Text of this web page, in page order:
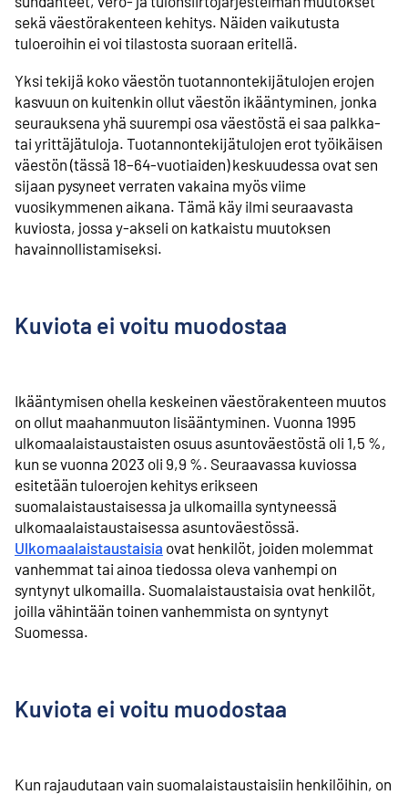
sekä väestörakenteen kehitys. Näiden vaikutusta
tuloeroihin ei voi tilastosta suoraan eritellä.
Yksi tekijä koko väestön tuotannontekijätulojen erojen
kasvuun on kuitenkin ollut väestön ikääntyminen, jonka
seurauksena yhä suurempi osa väestöstä ei saa palkka-
tai yrittäjätuloja. Tuotannontekijätulojen erot työikäisen
väestön (tässä 18–64-vuotiaiden) keskuudessa ovat sen
sijaan pysyneet verraten vakaina myös viime
vuosikymmenen aikana. Tämä käy ilmi seuraavasta
kuviosta, jossa y-akseli on katkaistu muutoksen
havainnollistamiseksi.
Kuviota ei voitu muodostaa
Ikääntymisen ohella keskeinen väestörakenteen muutos
on ollut maahanmuuton lisääntyminen. Vuonna 1995
ulkomaalaistaustaisten osuus asuntoväestöstä oli 1,5 %,
kun se vuonna 2023 oli 9,9 %. Seuraavassa kuviossa
esitetään tuloerojen kehitys erikseen
suomalaistaustaisessa ja ulkomailla syntyneessä
ulkomaalaistaustaisessa asuntoväestössä.
Ulkomaalaistaustaisia ovat henkilöt, joiden molemmat
vanhemmat tai ainoa tiedossa oleva vanhempi on
syntynyt ulkomailla. Suomalaistaustaisia ovat henkilöt,
joilla vähintään toinen vanhemmista on syntynyt
Suomessa.
Kuviota ei voitu muodostaa
Kun rajaudutaan vain suomalaistaustaisiin henkilöihin, on